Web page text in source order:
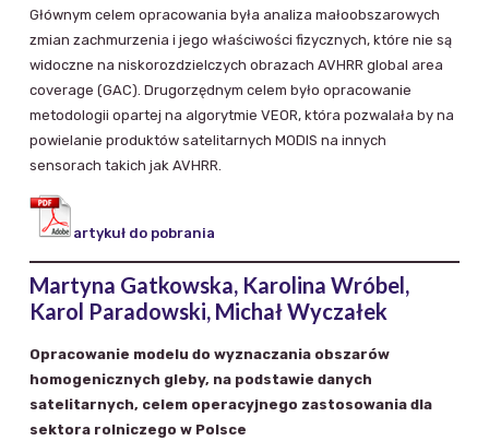
Głównym celem opracowania była analiza małoobszarowych
zmian zachmurzenia i jego właściwości fizycznych, które nie są
widoczne na niskorozdzielczych obrazach AVHRR global area
coverage (GAC). Drugorzędnym celem było opracowanie
metodologii opartej na algorytmie VEOR, która pozwalała by na
powielanie produktów satelitarnych MODIS na innych
sensorach takich jak AVHRR.
artykuł do pobrania
Martyna Gatkowska, Karolina Wróbel,
Karol Paradowski, Michał Wyczałek
Opracowanie modelu do wyznaczania obszarów
homogenicznych gleby, na podstawie danych
satelitarnych, celem operacyjnego zastosowania dla
sektora rolniczego w Polsce